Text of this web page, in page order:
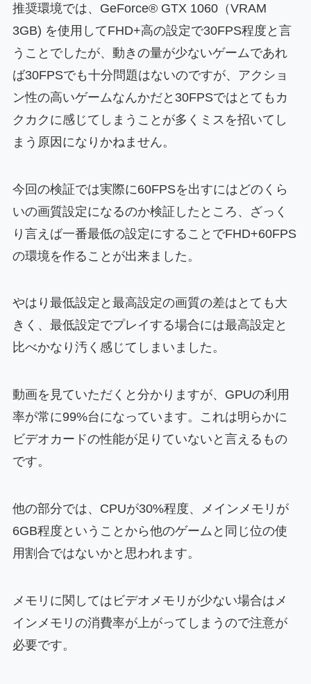
推奨環境では、GeForce® GTX 1060（VRAM
3GB) を使用してFHD+高の設定で30FPS程度と言
うことでしたが、動きの量が少ないゲームであれ
ば30FPSでも十分問題はないのですが、アクショ
ン性の高いゲームなんかだと30FPSではとてもカ
クカクに感じてしまうことが多くミスを招いてし
まう原因になりかねません。
今回の検証では実際に60FPSを出すにはどのくら
いの画質設定になるのか検証したところ、ざっく
り言えば一番最低の設定にすることでFHD+60FPS
の環境を作ることが出来ました。
やはり最低設定と最高設定の画質の差はとても大
きく、最低設定でプレイする場合には最高設定と
比べかなり汚く感じてしまいました。
動画を見ていただくと分かりますが、GPUの利用
率が常に99%台になっています。これは明らかに
ビデオカードの性能が足りていないと言えるもの
です。
他の部分では、CPUが30%程度、メインメモリが
6GB程度ということから他のゲームと同じ位の使
用割合ではないかと思われます。
メモリに関してはビデオメモリが少ない場合はメ
インメモリの消費率が上がってしまうので注意が
必要です。